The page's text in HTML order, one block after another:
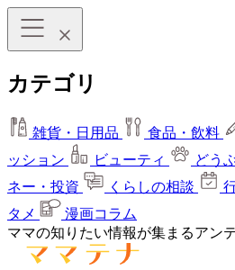
カテゴリ
雑貨・日用品 食品・飲料
ッション
ビューティ どう
ネー・投資
くらしの相談
タメ
漫画コラム
ママの知りたい情報が集まるアン